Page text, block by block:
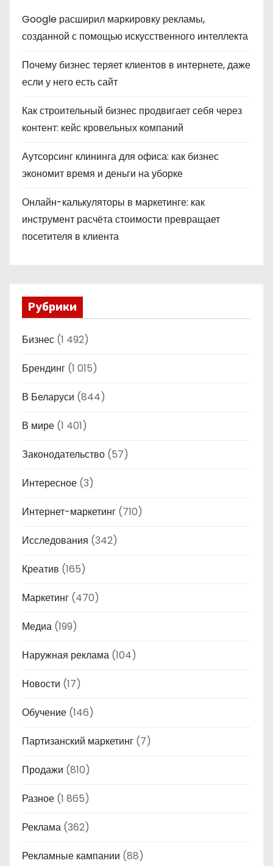
Google расширил маркировку рекламы,
созданной с помощью искусственного интеллекта
Почему бизнес теряет клиентов в интернете, даже
если у него есть сайт
Как строительный бизнес продвигает себя через
контент: кейс кровельных компаний
Аутсорсинг клининга для офиса: как бизнес
экономит время и деньги на уборке
Онлайн-калькуляторы в маркетинге: как
инструмент расчёта стоимости превращает
посетителя в клиента
Рубрики
Бизнес (1 492)
Брендинг (1 015)
В Беларуси (844)
В мире (1 401)
Законодательство (57)
Интересное (3)
Интернет-маркетинг (710)
Исследования (342)
Креатив (165)
Маркетинг (470)
Медиа (199)
Наружная реклама (104)
Новости (17)
Обучение (146)
Партизанский маркетинг (7)
Продажи (810)
Разное (1 865)
Реклама (362)
Рекламные кампании (88)